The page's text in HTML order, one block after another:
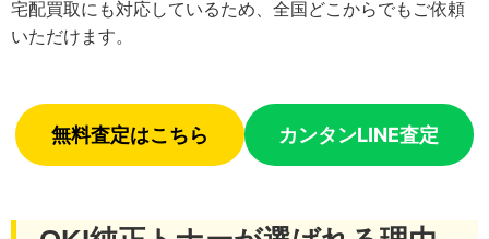
宅配買取にも対応しているため、全国どこからでもご依頼
いただけます。
無料査定はこちら カンタンLINE査定